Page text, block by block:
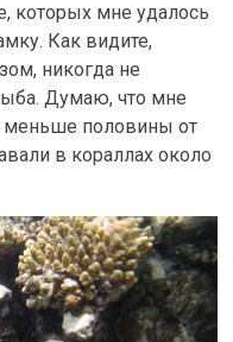
которых мне удалось
Как видите,
никогда не
Думаю, что мне
меньше половины от
в кораллах около